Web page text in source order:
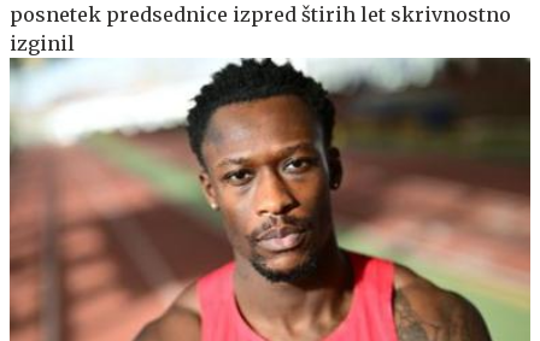
posnetek predsednice izpred štirih let skrivnostno
izginil